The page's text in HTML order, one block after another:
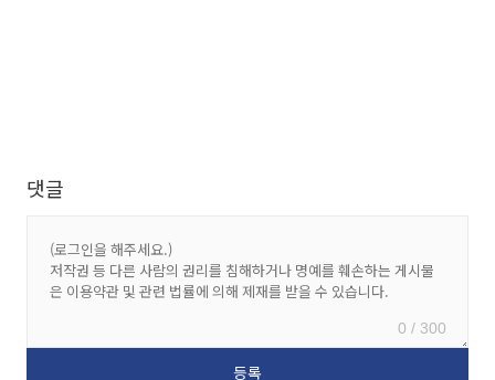
댓글
0 / 300